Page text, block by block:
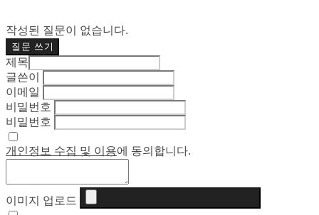
작성된 질문이 없습니다.
질문 쓰기
제목
글쓴이
이메일
비밀번호
비밀번호
개인정보 수집 및 이용에 동의합니다.
이미지 업로드